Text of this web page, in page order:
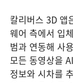
칼리버스 3D 앱
웨어 측에서 입
범과 연동해 사
모든 동영상을
정보와 시차를